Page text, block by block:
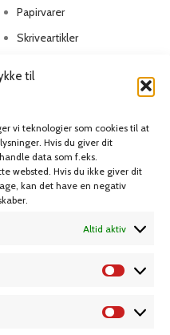
til
vi teknologier som cookies til at
Hvis du giver dit
data som f.eks.
websted. Hvis du ikke giver dit
kan det have en negativ
Altid aktiv
Papirvarer
Skriveartikler
Handelsbetingelser
Privatlivspolitik
Bliv kunde